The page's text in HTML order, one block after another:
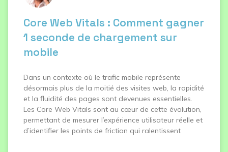
Core Web Vitals : Comment gagner
1 seconde de chargement sur
mobile
Dans un contexte où le trafic mobile représente
désormais plus de la moitié des visites web, la rapidité
et la fluidité des pages sont devenues essentielles.
Les Core Web Vitals sont au cœur de cette évolution,
permettant de mesurer l’expérience utilisateur réelle et
d’identifier les points de friction qui ralentissent